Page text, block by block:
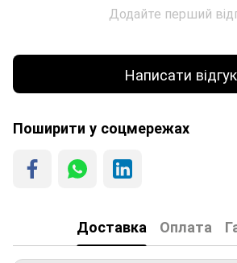
Додайте перший
Написати відгук
Поширити у соцмережах
Доставка Оплата